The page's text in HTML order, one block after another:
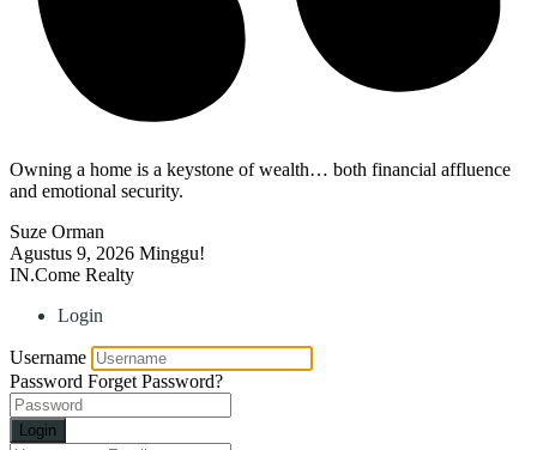
Owning a home is a keystone of wealth… both financial affluence
and emotional security.
Suze Orman
Agustus 9, 2026 Minggu!
IN.Come Realty
Login
Username
Password Forget Password?
Login